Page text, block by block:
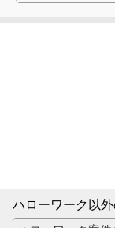
ハローワーク以